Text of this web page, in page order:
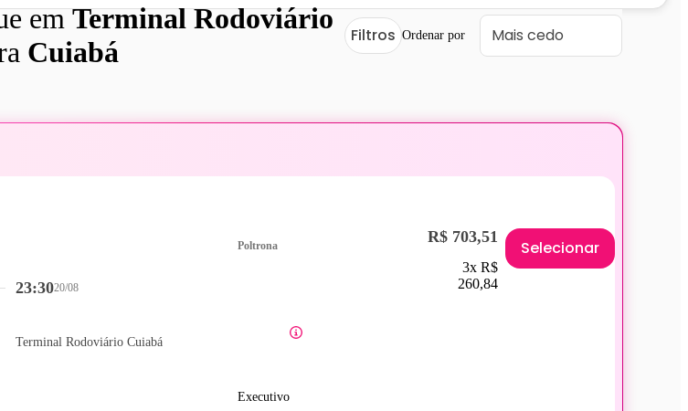
emTerminal Rodoviário
Cuiabá Filtros Ordenar por
23:3020/08
Terminal Rodoviário Cuiabá
Poltrona
Executivo
R$ 703,51
3x R$
260,84
Selecionar